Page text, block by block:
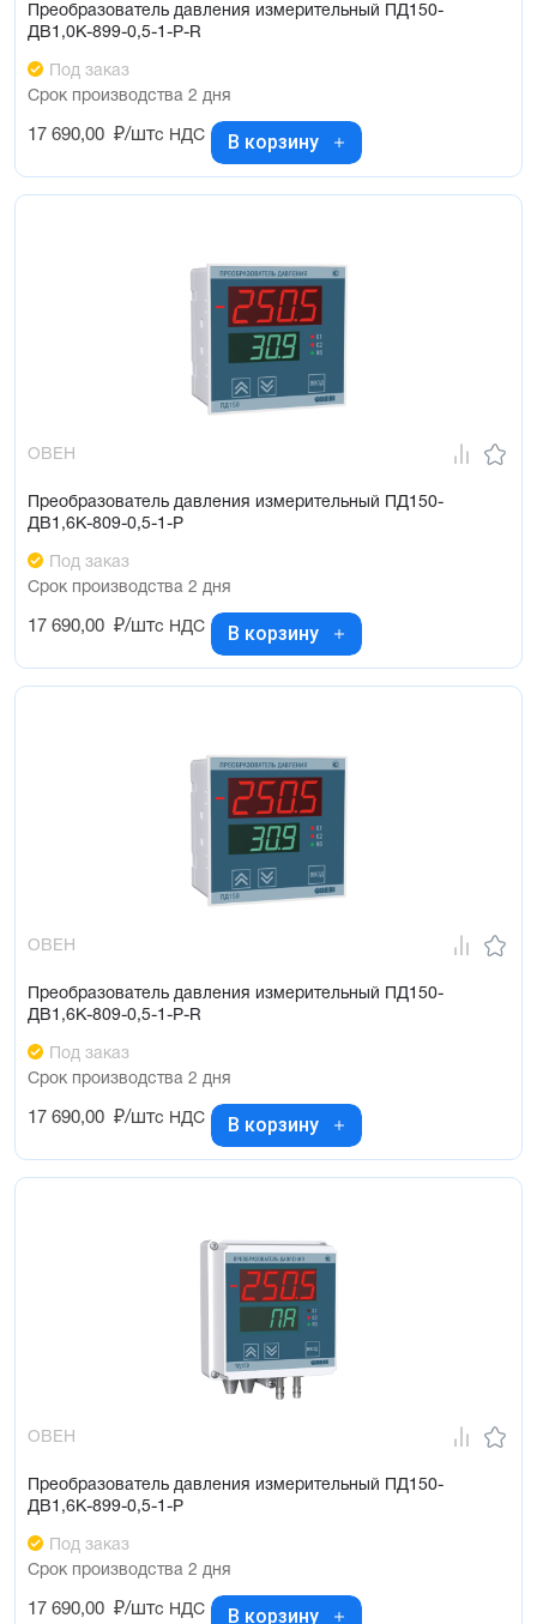
Преобразователь давления измерительный ПД150-
ДВ1,0К-899-0,5-1-Р-R
Под заказ
Срок производства 2 дня
17 690,00 ₽/штс НДС В корзину
ОВЕН
Преобразователь давления измерительный ПД150-
ДВ1,6К-809-0,5-1-Р
Под заказ
Срок производства 2 дня
17 690,00 ₽/штс НДС В корзину
ОВЕН
Преобразователь давления измерительный ПД150-
ДВ1,6К-809-0,5-1-Р-R
Под заказ
Срок производства 2 дня
17 690,00 ₽/штс НДС В корзину
ОВЕН
Преобразователь давления измерительный ПД150-
ДВ1,6К-899-0,5-1-Р
Под заказ
Срок производства 2 дня
17 690,00 ₽/штс НДС В корзину